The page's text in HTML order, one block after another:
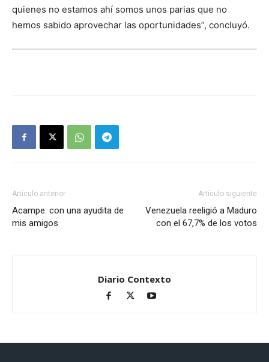
quienes no estamos ahí somos unos parias que no
hemos sabido aprovechar las oportunidades”, concluyó.
Artículo anterior
Acampe: con una ayudita de
mis amigos
Artículo siguiente
Venezuela reeligió a Maduro
con el 67,7% de los votos
Diario Contexto